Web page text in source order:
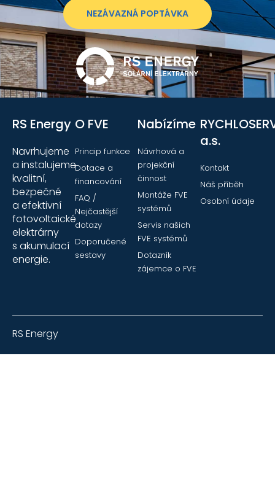
NEZÁVAZNÁ POPTÁVKA
RS Energy
Navrhujeme
a instalujeme
kvalitní,
bezpečné
a efektivní
fotovoltaické
elektrárny
s akumulací
energie.
O FVE
Princip funkce
Dotace a
financování
FAQ /
Nejčastější
dotazy
Doporučené
sestavy
Nabízíme
Návrhová a
projekční
činnost
Montáže FVE
systémů
Servis našich
FVE systémů
Dotazník
zájemce o FVE
a.s.
Kontakt
Náš příběh
Osobní údaje
RS Energy